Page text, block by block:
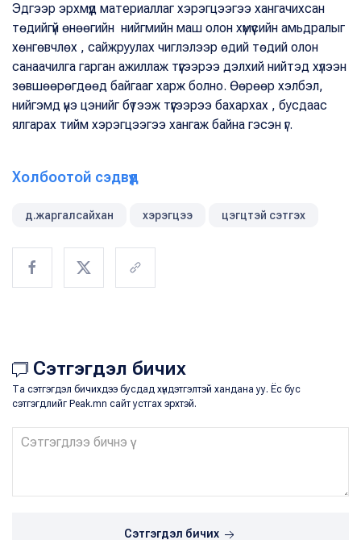
Эдгээр эрхмүүд материаллаг хэрэгцээгээ хангачихсан
төдийгүй өнөөгийн нийгмийн маш олон хүмүүсийн амьдралыг
хөнгөвчлөх , сайжруулах чиглэлээр өдий төдий олон
санаачилга гарган ажиллаж түүгээрээ дэлхий нийтэд хүлээн
зөвшөөрөгдөөд байгааг харж болно. Өөрөөр хэлбэл,
нийгэмд үнэ цэнийг бүтээж түүгээрээ бахархах , бусдаас
ялгарах тийм хэрэгцээгээ хангаж байна гэсэн үг.
Холбоотой сэдвүүд
д.жаргалсайхан хэрэгцээ цэгцтэй сэтгэх
Сэтгэгдэл бичих
Та сэтгэгдэл бичихдээ бусдад хүндэтгэлтэй хандана уу. Ёс бус
сэтгэгдлийг Peak.mn сайт устгах эрхтэй.
Сэтгэгдэл бичих